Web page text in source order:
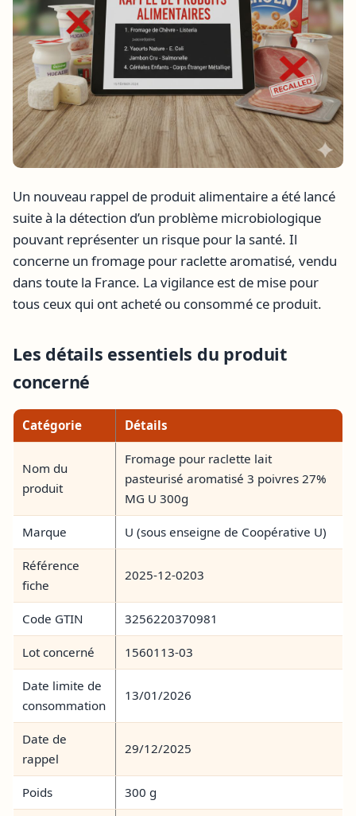
Un nouveau rappel de produit alimentaire a été lancé
suite à la détection d’un problème microbiologique
pouvant représenter un risque pour la santé. Il
concerne un fromage pour raclette aromatisé, vendu
dans toute la France. La vigilance est de mise pour
tous ceux qui ont acheté ou consommé ce produit.
Les détails essentiels du produit
concerné
Catégorie Détails
Nom du
produit
Fromage pour raclette lait
pasteurisé aromatisé 3 poivres 27%
MG U 300g
Marque U (sous enseigne de Coopérative U)
Référence
fiche
2025-12-0203
Code GTIN 3256220370981
Lot concerné 1560113-03
Date limite de
consommation
13/01/2026
Date de
rappel
29/12/2025
Poids 300 g